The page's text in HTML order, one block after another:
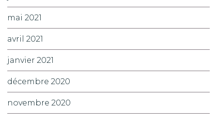
mai 2021
avril 2021
janvier 2021
décembre 2020
novembre 2020